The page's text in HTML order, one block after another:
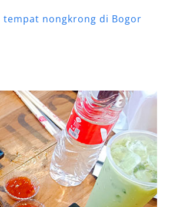
tempat nongkrong di Bogor